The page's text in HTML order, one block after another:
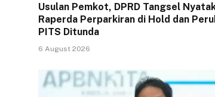
Usulan Pemkot, DPRD Tangsel
Raperda Perparkiran di Hold dan
PITS Ditunda
6 August 2026